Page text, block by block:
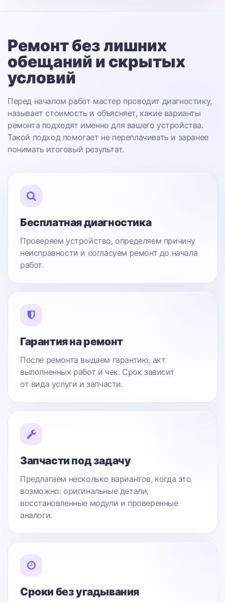
Ремонт без лишних
обещаний и скрытых
условий
Перед началом работ мастер проводит диагностику,
называет стоимость и объясняет, какие варианты
ремонта подходят именно для вашего устройства.
Такой подход помогает не переплачивать и заранее
понимать итоговый результат.
Бесплатная диагностика
Проверяем устройство, определяем причину
неисправности и согласуем ремонт до начала
работ.
Гарантия на ремонт
После ремонта выдаем гарантию, акт
выполненных работ и чек. Срок зависит
от вида услуги и запчасти.
Запчасти под задачу
Предлагаем несколько вариантов, когда это
возможно: оригинальные детали,
восстановленные модули и проверенные
аналоги.
Сроки без угадывания